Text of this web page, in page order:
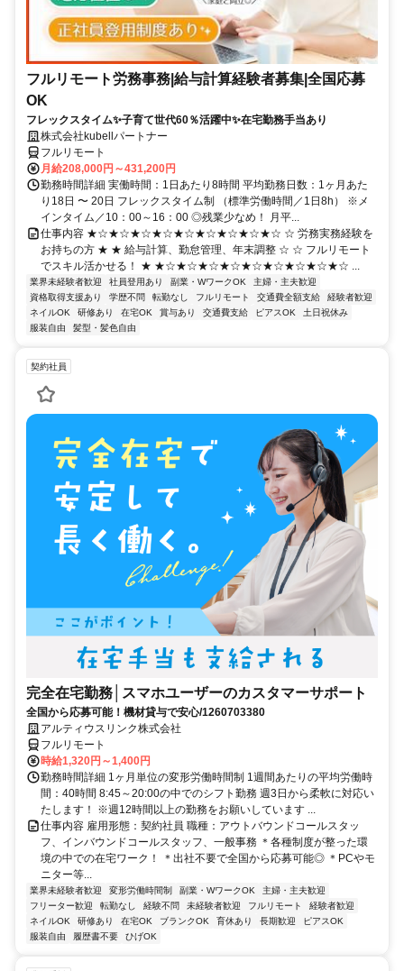
フルリモート労務事務|給与計算経験者募集|全国応募
OK
フレックスタイム✨子育て世代60％活躍中✨在宅勤務手当あり
株式会社kubellパートナー
フルリモート
月給208,000円～431,200円
勤務時間詳細 実働時間：1日あたり8時間 平均勤務日数：1ヶ月あた
り18日 〜 20日 フレックスタイム制 （標準労働時間／1日8h） ※メ
インタイム／10：00～16：00 ◎残業少なめ！ 月平...
仕事内容 ★☆★☆★☆★☆★☆★☆★☆★☆★☆ ☆ 労務実務経験を
お持ちの方 ★ ★ 給与計算、勤怠管理、年末調整 ☆ ☆ フルリモート
でスキル活かせる！ ★ ★☆★☆★☆★☆★☆★☆★☆★☆★☆ ...
業界未経験者歓迎 社員登用あり 副業・WワークOK
主婦・主夫歓迎
資格取得支援あり
学歴不問 転勤なし フルリモート 交通費全額支給
経験者歓迎
ネイルOK
研修あり 在宅OK 賞与あり 交通費支給 ピアスOK
土日祝休み
服装自由
髪型・髪色自由
契約社員
完全在宅勤務│スマホユーザーのカスタマーサポート
全国から応募可能！機材貸与で安心/1260703380
アルティウスリンク株式会社
フルリモート
時給1,320円～1,400円
勤務時間詳細 1ヶ月単位の変形労働時間制 1週間あたりの平均労働時
間：40時間 8:45～20:00の中でのシフト勤務 週3日から柔軟に対応い
たします！ ※週12時間以上の勤務をお願いしています ...
仕事内容 雇用形態：契約社員 職種：アウトバウンドコールスタッ
フ、インバウンドコールスタッフ、一般事務 ＊各種制度が整った環
境の中での在宅ワーク！ ＊出社不要で全国から応募可能◎ ＊PCやモ
ニター等...
業界未経験者歓迎 変形労働時間制 副業・WワークOK
主婦・主夫歓迎
フリーター歓迎
転勤なし 経験不問 未経験者歓迎 フルリモート
経験者歓迎
ネイルOK
研修あり 在宅OK ブランクOK 育休あり 長期歓迎
ピアスOK
服装自由
履歴書不要 ひげOK